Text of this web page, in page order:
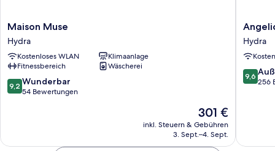
Maison
Muse
Hydra
Maison Muse
Hydra
Kostenloses WLAN
Klimaanlage
Fitnessbereich
Wäscherei
9.2
von
9,2 Wunderbar
54 Bewertungen
Der
Preis
beträgt
301 €
inkl. Steuern & Gebühren
3. Sept.–4. Sept.
Angelica
Hotel
Hydra
Hydra
9.6
von
9,6
256